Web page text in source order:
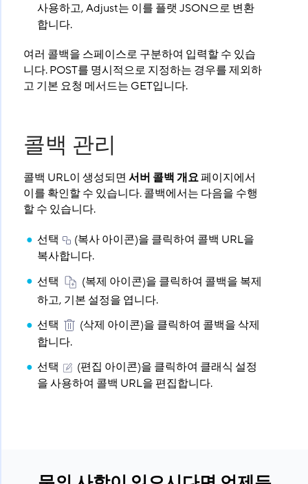
사용하고, Adjust는 이를 플랫 JSON으로 변환
합니다.
여러 콜백을 스페이스로 구분하여 입력할 수 있습
니다. POST를 명시적으로 지정하는 경우를 제외하
고 기본 요청 메서드는 GET입니다.
콜백 관리
콜백 URL이 생성되면 서버 콜백 개요페이지에서
이를 확인할 수 있습니다. 콜백에서는 다음을 수행
할 수 있습니다.
선택
(복사 아이콘)을 클릭하여 콜백 URL을
복사합니다.
선택
(복제 아이콘)을 클릭하여 콜백을 복제
하고, 기본 설정을 엽니다.
선택
(삭제 아이콘)을 클릭하여 콜백을 삭제
합니다.
선택
(편집 아이콘)을 클릭하여 클래식 설정
을 사용하여 콜백 URL을 편집합니다.